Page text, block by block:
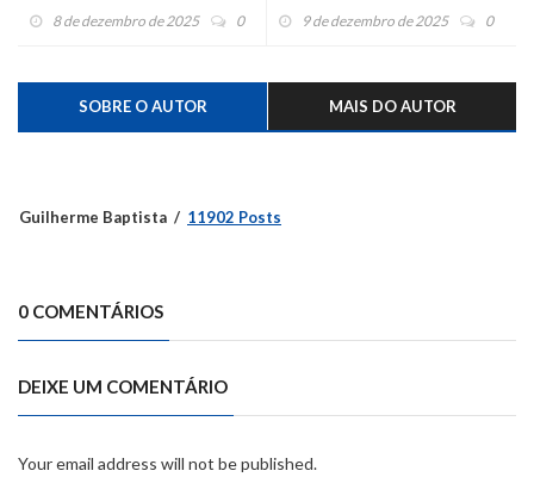
8 de dezembro de 2025 0 9 de dezembro de 2025 0
SOBRE O AUTOR MAIS DO AUTOR
Guilherme Baptista 11902 Posts
0 COMENTÁRIOS
DEIXE UM COMENTÁRIO
Your email address will not be published.